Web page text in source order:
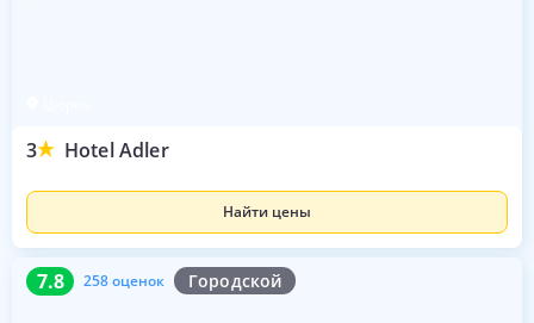
3 Hotel Adler
Найти цены
7.8 258 оценок Городской
7.8 258 оценок